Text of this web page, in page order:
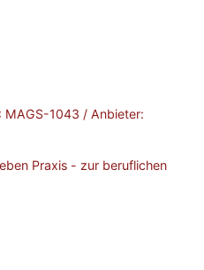
MAGS-1043 / Anbieter:
Praxis - zur beruflichen